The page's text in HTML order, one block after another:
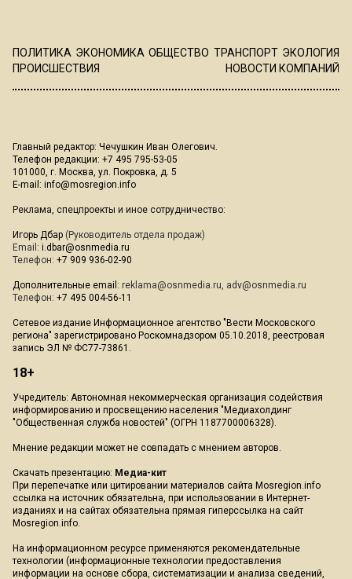
ПОЛИТИКА ЭКОНОМИКА ОБЩЕСТВО ТРАНСПОРТ ЭКОЛОГИЯ
ПРОИСШЕСТВИЯ
НОВОСТИ КОМПАНИЙ
Главный редактор: Чечушкин Иван Олегович.
Телефон редакции: +7 495 795-53-05
101000, г. Москва, ул. Покровка, д. 5
E-mail: info@mosregion.info
Реклама, спецпроекты и иное сотрудничество:
Игорь Дбар (Руководитель отдела продаж)
Email: i.dbar@osnmedia.ru
Телефон: +7 909 936-02-90
Дополнительные email: reklama@osnmedia.ru, adv@osnmedia.ru
Телефон: +7 495 004-56-11
Сетевое издание Информационное агентство "Вести Московского
региона" зарегистрировано Роскомнадзором 05.10.2018, реестровая
запись ЭЛ № ФС77-73861.
18+
Учредитель: Автономная некоммерческая организация содействия
информированию и просвещению населения "Медиахолдинг
"Общественная служба новостей" (ОГРН 1187700006328).
Мнение редакции может не совпадать с мнением авторов.
Скачать презентацию: Медиа-кит
При перепечатке или цитировании материалов сайта Mosregion.info
ссылка на источник обязательна, при использовании в Интернет-
изданиях и на сайтах обязательна прямая гиперссылка на сайт
Mosregion.info.
На информационном ресурсе применяются рекомендательные
технологии (информационные технологии предоставления
информации на основе сбора, систематизации и анализа сведений,